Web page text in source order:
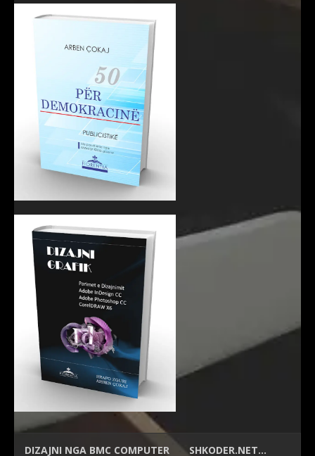
DIZAJNI NGA BMC COMPUTER SHKODER.NET…